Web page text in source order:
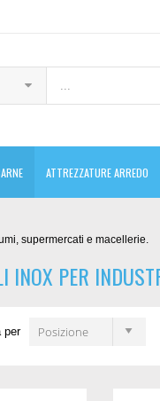
ATTREZZATURE ARREDO
supermercati e macellerie.
INOX PER
per Posizione